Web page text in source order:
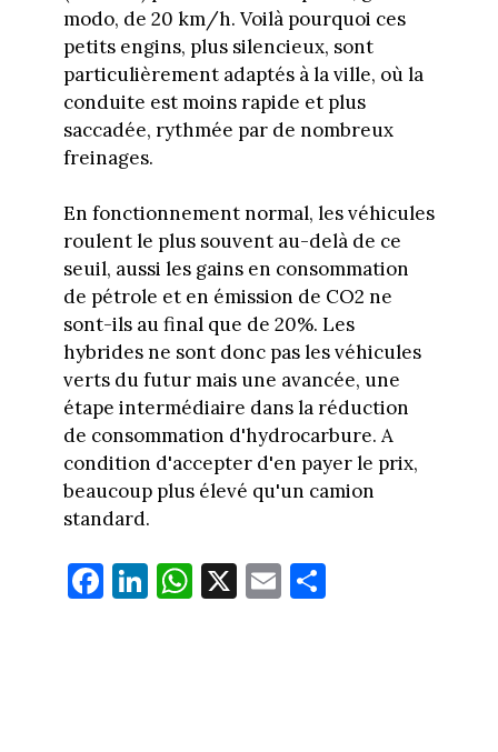
modo, de 20 km/h. Voilà pourquoi ces
petits engins, plus silencieux, sont
particulièrement adaptés à la ville, où la
conduite est moins rapide et plus
saccadée, rythmée par de nombreux
freinages.
En fonctionnement normal, les véhicules
roulent le plus souvent au-delà de ce
seuil, aussi les gains en consommation
de pétrole et en émission de CO2 ne
sont-ils au final que de 20%. Les
hybrides ne sont donc pas les véhicules
verts du futur mais une avancée, une
étape intermédiaire dans la réduction
de consommation d'hydrocarbure. A
condition d'accepter d'en payer le prix,
beaucoup plus élevé qu'un camion
standard.
Fa
ce
Li
nk
W
ha
X E
m
Pa
rt